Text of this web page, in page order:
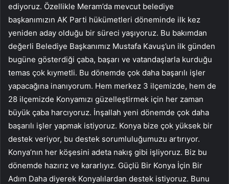
ediyoruz. Özellikle Meram’da mevcut belediye
başkanımızın AK Parti hükümetleri döneminde ilk kez
yeniden aday olduğu bir süreci yaşıyoruz. Bu bakımdan
değerli Belediye Başkanımız Mustafa Kavuş’un ilk günden
bugüne gösterdiği çaba, başarı ve vatandaşlarla kurduğu
temas çok kıymetli. Bu dönemde çok daha başarılı işler
yapacağına inanıyorum. Hem merkez 3 ilçemizde, hem de
28 ilçemizde Konyamızı güzelleştirmek için her zaman
büyük çaba harcıyoruz. İnşallah yeni dönemde çok daha
başarılı işler yapmak istiyoruz. Konya bize çok yüksek bir
destek veriyor, bu destek sorumluluğumuzu artırıyor.
Konya’nın her köşesini adeta nakış gibi işliyoruz. Biz bu
dönemde hazırız ve kararlıyız. Güçlü Bir Konya İçin Bir
Adım Daha diyerek Konyalılardan destek istiyoruz. Bunu